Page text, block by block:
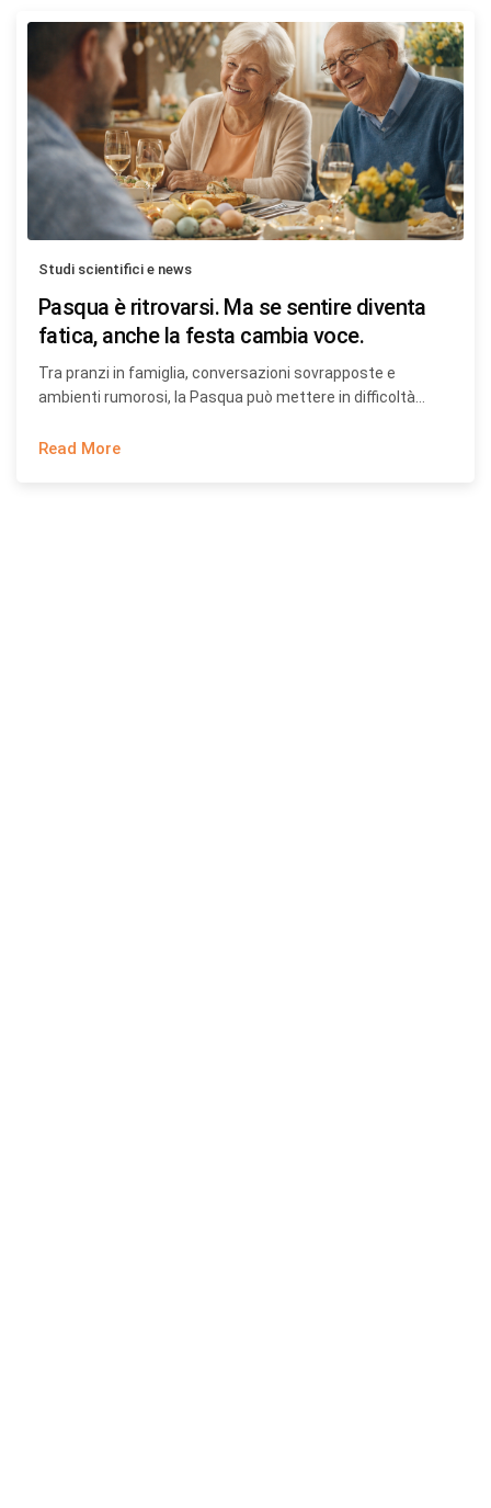
Studi scientifici e news
Pasqua è ritrovarsi. Ma se sentire diventa
fatica, anche la festa cambia voce.
Tra pranzi in famiglia, conversazioni sovrapposte e
ambienti rumorosi, la Pasqua può mettere in difficoltà…
Read More